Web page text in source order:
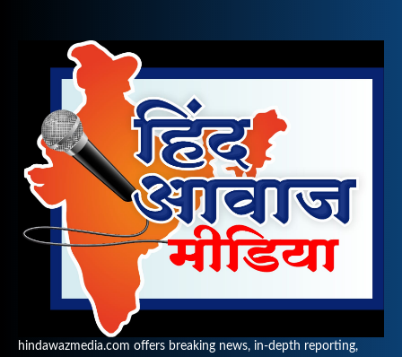
hindawazmedia.com offers breaking news, in-depth reporting,